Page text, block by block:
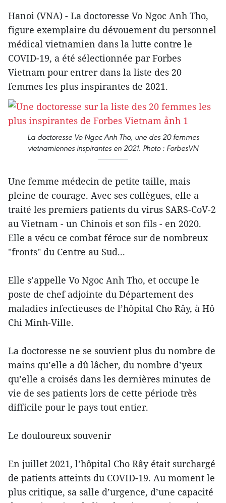
Hanoi (VNA) - La doctoresse Vo Ngoc Anh Tho,
figure exemplaire du dévouement du personnel
médical vietnamien dans la lutte contre le
COVID-19, a été sélectionnée par Forbes
Vietnam pour entrer dans la liste des 20
femmes les plus inspirantes de 2021.
La doctoresse Vo Ngoc Anh Tho, une des 20 femmes
vietnamiennes inspirantes en 2021. Photo : ForbesVN
Une femme médecin de petite taille, mais
pleine de courage. Avec ses collègues, elle a
traité les premiers patients du virus SARS-CoV-2
au Vietnam - un Chinois et son fils - en 2020.
Elle a vécu ce combat féroce sur de nombreux
"fronts" du Centre au Sud...
Elle s’appelle Vo Ngoc Anh Tho, et occupe le
poste de chef adjointe du Département des
maladies infectieuses de l’hôpital Cho Rây, à Hô
Chi Minh-Ville.
La doctoresse ne se souvient plus du nombre de
mains qu’elle a dû lâcher, du nombre d’yeux
qu’elle a croisés dans les dernières minutes de
vie de ses patients lors de cette période très
difficile pour le pays tout entier.
Le douloureux souvenir
En juillet 2021, l’hôpital Cho Rây était surchargé
de patients atteints du COVID-19. Au moment le
plus critique, sa salle d’urgence, d’une capacité